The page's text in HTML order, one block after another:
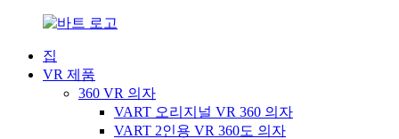
집
VR 제품
360 VR 의자
VART 오리지널 VR 360 의자
VART 2인용 VR 360도 의자